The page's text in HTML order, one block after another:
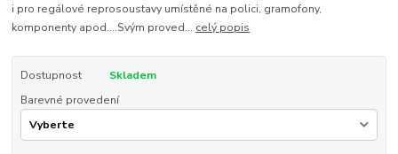
i pro regálové reprosoustavy umístěné na polici, gramofony,
komponenty apod....Svým proved... celý popis
Dostupnost
Skladem
Barevné provedení